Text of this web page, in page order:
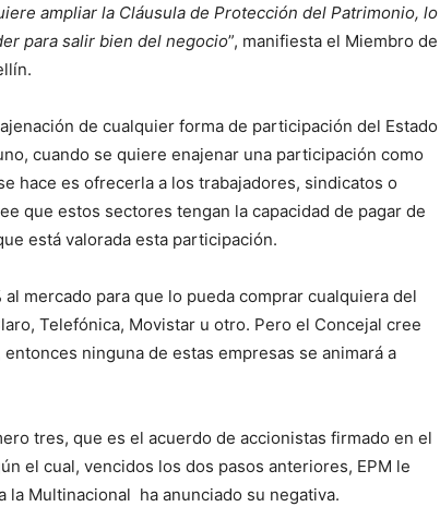
ampliar la Cláusula de Protección del Patrimonio, lo
para salir bien del negocio”, manifiesta el Miembro de
de cualquier forma de participación del Estado
cuando se quiere enajenar una participación como
hace es ofrecerla a los trabajadores, sindicatos o
que estos sectores tengan la capacidad de pagar de
está valorada esta participación.
al mercado para que lo pueda comprar cualquiera del
Telefónica, Movistar u otro. Pero el Concejal cree
ninguna de estas empresas se animará a
tres, que es el acuerdo de accionistas firmado en el
el cual, vencidos los dos pasos anteriores, EPM le
Multinacional ha anunciado su negativa.